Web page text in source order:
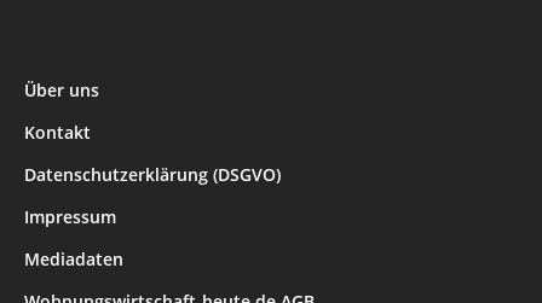
Über uns
Kontakt
Datenschutzerklärung (DSGVO)
Impressum
Mediadaten